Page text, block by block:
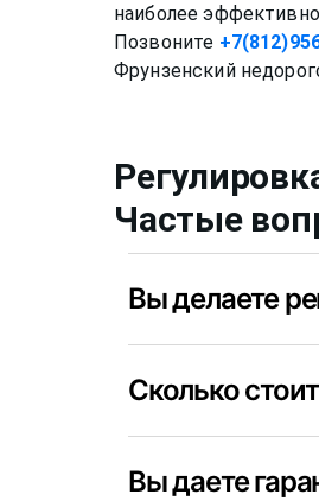
наиболее
Позвоните
Частые
Вы делаете
Сколько
окна.
Вы даете